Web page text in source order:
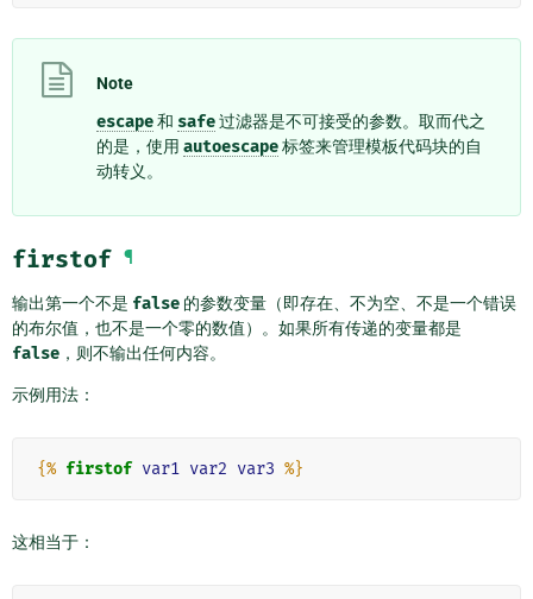
Note
escape和 safe过滤器是不可接受的参数。取而代之
的是，使用 autoescape标签来管理模板代码块的自
动转义。
firstof ¶
输出第一个不是 false 的参数变量（即存在、不为空、不是一个错误
的布尔值，也不是一个零的数值）。如果所有传递的变量都是
false ，则不输出任何内容。
示例用法：
{% firstof var1 var2 var3 %}
这相当于：